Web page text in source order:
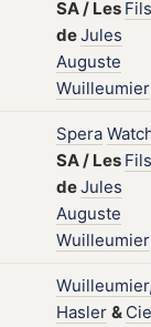
SA/ Les Fils
deJules
Auguste
Wuilleumier
Spera
SA/ Les Fils
deJules
Auguste
Wuilleumier
Hasler &